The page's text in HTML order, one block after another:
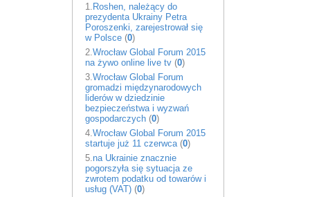
1. Roshen, należący do
prezydenta Ukrainy Petra
Poroszenki, zarejestrował się
w Polsce (0)
2. Wrocław Global Forum 2015
na żywo online live tv (0)
3. Wrocław Global Forum
gromadzi międzynarodowych
liderów w dziedzinie
bezpieczeństwa i wyzwań
gospodarczych (0)
4. Wrocław Global Forum 2015
startuje już 11 czerwca (0)
5. na Ukrainie znacznie
pogorszyła się sytuacja ze
zwrotem podatku od towarów i
usług (VAT) (0)